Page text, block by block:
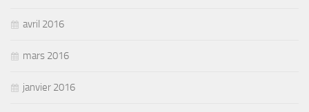
avril 2016
mars 2016
janvier 2016